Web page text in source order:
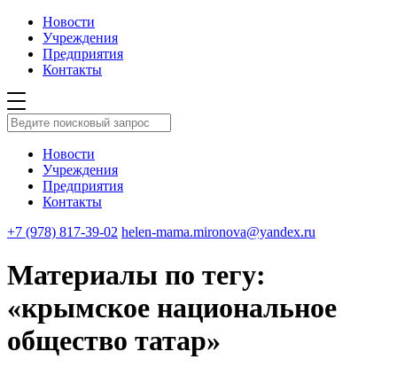
Новости
Учреждения
Предприятия
Контакты
Новости
Учреждения
Предприятия
Контакты
+7 (978) 817-39-02 helen-mama.mironova@yandex.ru
Материалы по тегу:
«крымское национальное
общество татар»